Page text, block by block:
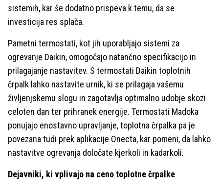
sistemih, kar še dodatno prispeva k temu, da se
investicija res splača.
Pametni termostati, kot jih uporabljajo sistemi za
ogrevanje Daikin, omogočajo natančno specifikacijo in
prilagajanje nastavitev. S termostati Daikin toplotnih
črpalk lahko nastavite urnik, ki se prilagaja vašemu
življenjskemu slogu in zagotavlja optimalno udobje skozi
celoten dan ter prihranek energije. Termostati Madoka
ponujajo enostavno upravljanje, toplotna črpalka pa je
povezana tudi prek aplikacije Onecta, kar pomeni, da lahko
nastavitve ogrevanja določate kjerkoli in kadarkoli.
Dejavniki, ki vplivajo na ceno toplotne črpalke